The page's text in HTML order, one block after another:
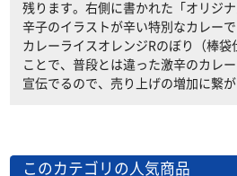
残ります。右側に書かれた「オリジ
辛子のイラストが辛い特別なカレー
カレーライスオレンジRのぼり（棒
ことで、普段とは違った激辛のカレ
宣伝でるので、売り上げの増加に繋が
このカテゴリの人気商品